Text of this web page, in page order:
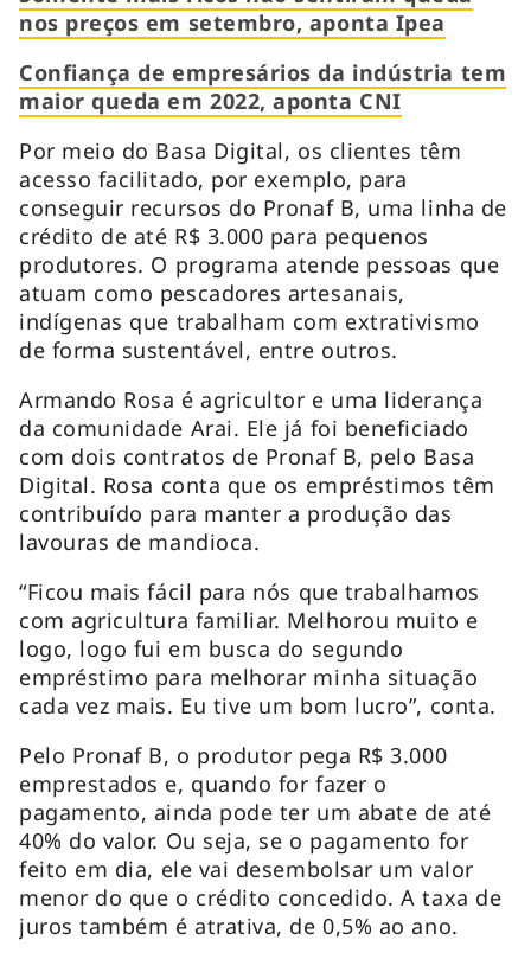
nos preços em setembro, aponta Ipea
Confiança de empresários da indústria tem
maior queda em 2022, aponta CNI
Por meio do Basa Digital, os clientes têm
acesso facilitado, por exemplo, para
conseguir recursos do Pronaf B, uma linha de
crédito de até R$ 3.000 para pequenos
produtores. O programa atende pessoas que
atuam como pescadores artesanais,
indígenas que trabalham com extrativismo
de forma sustentável, entre outros.
Armando Rosa é agricultor e uma liderança
da comunidade Arai. Ele já foi beneficiado
com dois contratos de Pronaf B, pelo Basa
Digital. Rosa conta que os empréstimos têm
contribuído para manter a produção das
lavouras de mandioca.
“Ficou mais fácil para nós que trabalhamos
com agricultura familiar. Melhorou muito e
logo, logo fui em busca do segundo
empréstimo para melhorar minha situação
cada vez mais. Eu tive um bom lucro”, conta.
Pelo Pronaf B, o produtor pega R$ 3.000
emprestados e, quando for fazer o
pagamento, ainda pode ter um abate de até
40% do valor. Ou seja, se o pagamento for
feito em dia, ele vai desembolsar um valor
menor do que o crédito concedido. A taxa de
juros também é atrativa, de 0,5% ao ano.